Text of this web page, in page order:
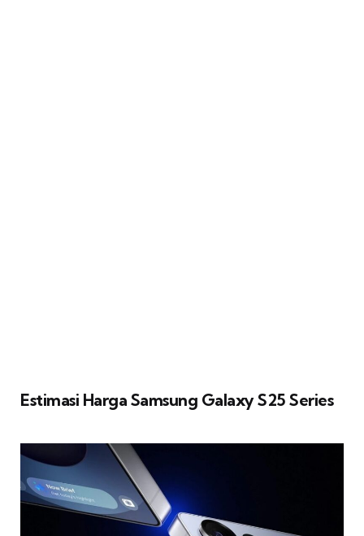
Estimasi Harga Samsung Galaxy S25 Series